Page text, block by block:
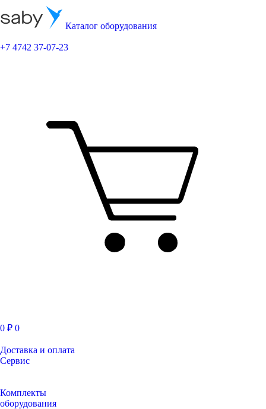
Каталог оборудования
+7 4742 37-07-23
0 ₽ 0
Доставка и оплата
Сервис
Комплекты
оборудования